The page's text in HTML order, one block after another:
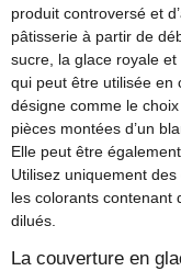
produit controversé et
pâtisserie à partir de
sucre, la glace royale
qui peut être utilisée en
désigne comme le
pièces montées d’un
Elle peut être
Utilisez uniquement
les colorants contenant
dilués.
La couverture en